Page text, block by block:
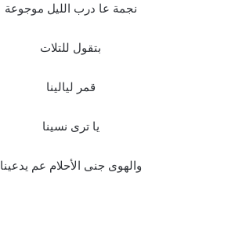
نجمة عا درب الليل موجوعة
بتقول للتلات
قمر ليالينا
يا ترى نسينا
والهوى جنى الأحلام عم يدعينا